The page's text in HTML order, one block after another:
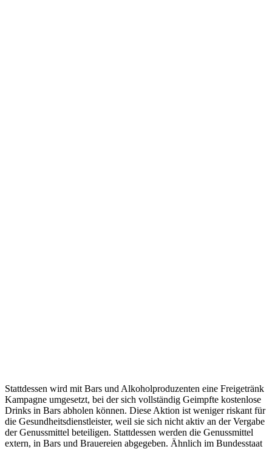
Stattdessen wird mit Bars und Alkoholproduzenten eine Freigetränk
Kampagne umgesetzt, bei der sich vollständig Geimpfte kostenlose
Drinks in Bars abholen können. Diese Aktion ist weniger riskant für
die Gesundheitsdienstleister, weil sie sich nicht aktiv an der Vergabe
der Genussmittel beteiligen. Stattdessen werden die Genussmittel
extern, in Bars und Brauereien abgegeben. Ähnlich im Bundesstaat